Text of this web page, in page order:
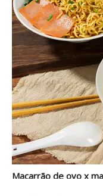
A caçarola de atum